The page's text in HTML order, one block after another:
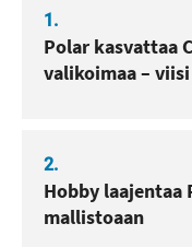
1.
Polar kasvattaa
valikoimaa –
2.
Hobby
mallistoaan